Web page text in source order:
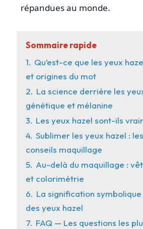
répandues au monde.
Sommaire rapide
1. Qu’est-ce que les yeux
et origines du mot
2. La science derrière les
génétique et mélanine
3. Les yeux hazel sont-ils
4. Sublimer les yeux hazel :
conseils maquillage
5. Au-delà du maquillage :
et colorimétrie
6. La signification
des yeux hazel
7. FAQ — Les questions les